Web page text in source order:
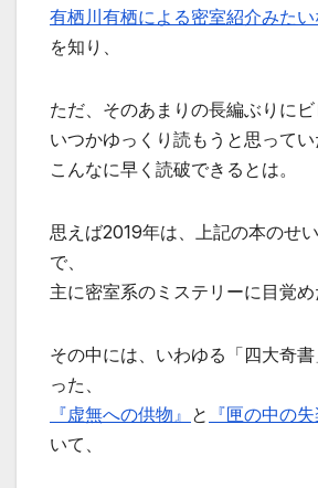
有栖川有栖による密室紹介みた
を知り、
ただ、そのあまりの長編ぶりにビ
いつかゆっくり読もうと思ってい
こんなに早く読破できるとは。
思えば2019年は、上記の本のせい
で、
主に密室系のミステリーに目覚め
その中には、いわゆる「四大奇
った、
『虚無への供物』 と 『匣の中の失
いて、